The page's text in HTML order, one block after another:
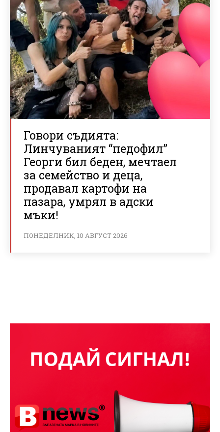
Говори съдията:
Линчуваният “педофил”
Георги бил беден, мечтаел
за семейство и деца,
продавал картофи на
пазара, умрял в адски
мъки!
ПОНЕДЕЛНИК, 10 АВГУСТ 2026